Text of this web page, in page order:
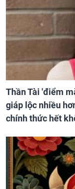
Thần Tài 'điểm
giáp lộc nhiều
chính thức hết